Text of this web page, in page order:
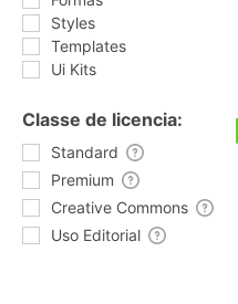
Styles
Templates
Ui Kits
Classe de licencia:
Standard
Premium
Creative Commons
Uso Editorial